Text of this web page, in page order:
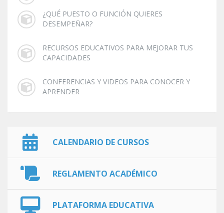
¿QUÉ PUESTO O FUNCIÓN QUIERES
DESEMPEÑAR?
RECURSOS EDUCATIVOS PARA MEJORAR TUS
CAPACIDADES
CONFERENCIAS Y VIDEOS PARA CONOCER Y
APRENDER
CALENDARIO DE CURSOS
REGLAMENTO ACADÉMICO
PLATAFORMA EDUCATIVA